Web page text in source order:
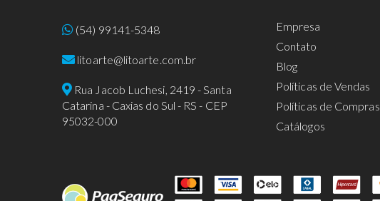
(54) 99141-5348
litoarte@litoarte.com.br
Rua Jacob Luchesi, 2419 - Santa
Catarina - Caxias do Sul - RS - CEP
95032-000
Empresa
Contato
Blog
Políticas de Vendas
Políticas de Compras
Catálogos